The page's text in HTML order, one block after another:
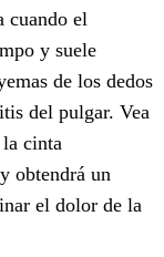
cuando el
y suele
de los dedos
del pulgar. Vea
cinta
obtendrá un
el dolor de la